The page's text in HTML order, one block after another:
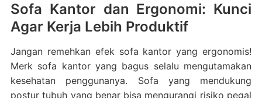
Sofa Kantor dan Ergonomi: Kunci
Agar Kerja Lebih Produktif
Jangan remehkan efek sofa kantor yang ergonomis!
Merk sofa kantor yang bagus selalu mengutamakan
kesehatan penggunanya. Sofa yang mendukung
postur tubuh yang benar bisa mengurangi risiko pegal